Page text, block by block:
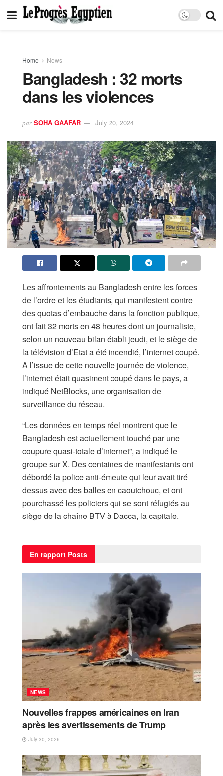
Home News
Bangladesh : 32 morts
dans les violences
par SOHA GAAFAR July 20, 2024
Les affrontements au Bangladesh entre les forces
de l’ordre et les étudiants, qui manifestent contre
des quotas d’embauche dans la fonction publique,
ont fait 32 morts en 48 heures dont un journaliste,
selon un nouveau bilan établi jeudi, et le siège de
la télévision d’Etat a été incendié, l’internet coupé.
A l’issue de cette nouvelle journée de violence,
l’internet était quasiment coupé dans le pays, a
indiqué NetBlocks, une organisation de
surveillance du réseau.
“Les données en temps réel montrent que le
Bangladesh est actuellement touché par une
coupure quasi-totale d’internet”, a indiqué le
groupe sur X. Des centaines de manifestants ont
débordé la police anti-émeute qui leur avait tiré
dessus avec des balles en caoutchouc, et ont
pourchassé les policiers qui se sont réfugiés au
siège de la chaîne BTV à Dacca, la capitale.
En rapport Posts
NEWS
Nouvelles frappes américaines en Iran
après les avertissements de Trump
July 30, 2026